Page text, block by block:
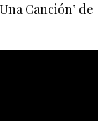
Canción’ de